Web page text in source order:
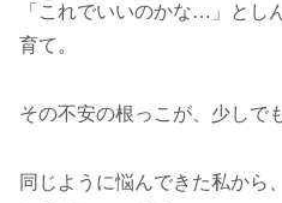
「これでいいのかな…」とし
育て。
その不安の根っこが、少しで
同じように悩んできた私から